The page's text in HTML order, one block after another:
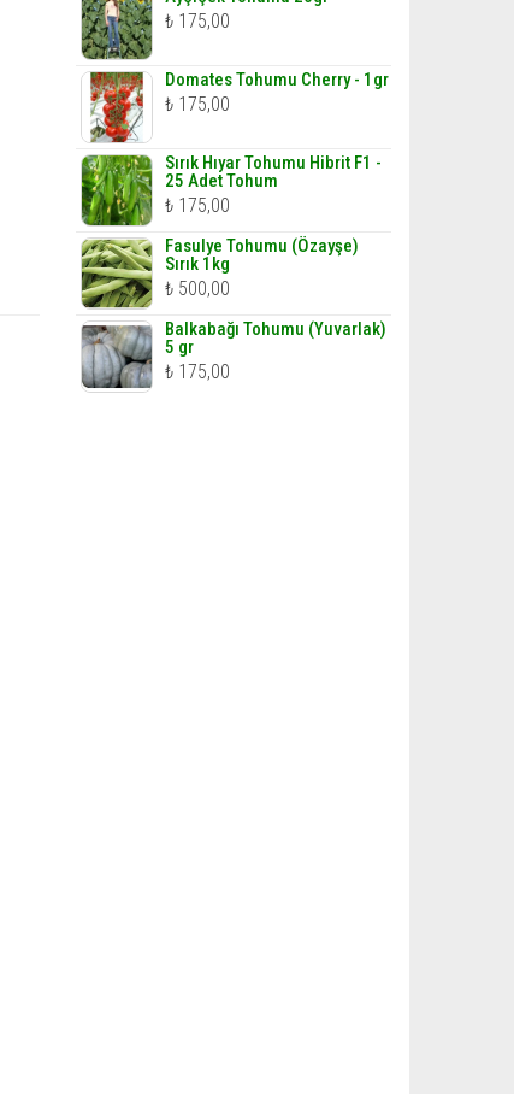
₺175,00
Domates Tohumu Cherry - 1gr
₺175,00
Sırık Hıyar Tohumu Hibrit F1 -
25 Adet Tohum
₺175,00
Fasulye Tohumu (Özayşe)
Sırık 1kg
₺500,00
Balkabağı Tohumu (Yuvarlak)
5 gr
₺175,00